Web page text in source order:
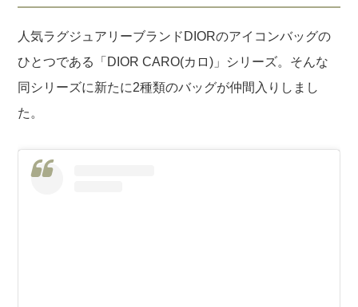
人気ラグジュアリーブランドDIORのアイコンバッグの
ひとつである「DIOR CARO(カロ)」シリーズ。そんな
同シリーズに新たに2種類のバッグが仲間入りしまし
た。